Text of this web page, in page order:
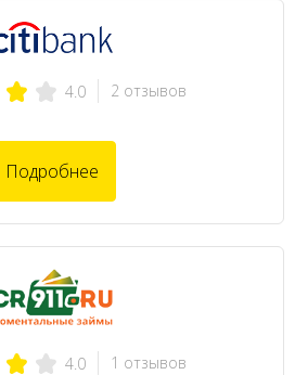
4.0 2 отзывов
Подробнее
4.0 1 отзывов